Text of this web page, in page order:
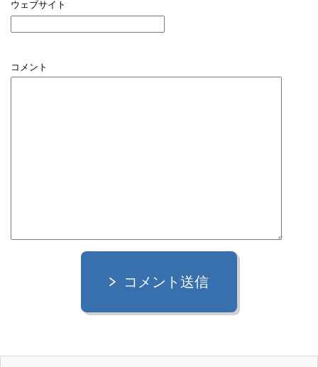
ウェブサイト
コメント
コメント送信